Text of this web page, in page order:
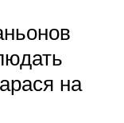
на